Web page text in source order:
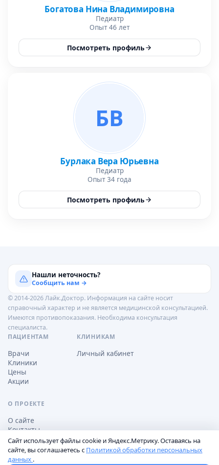
Богатова Нина Владимировна
Педиатр
Опыт 46 лет
Посмотреть профиль
БВ
Бурлака Вера Юрьевна
Педиатр
Опыт 34 года
Посмотреть профиль
Нашли неточность?
Сообщить нам →
© 2014-2026 Лайк.Доктор. Информация на сайте носит
справочный характер и не является медицинской консультацией.
Имеются противопоказания. Необходима консультация
специалиста.
ПАЦИЕНТАМ
Врачи
Клиники
Цены
Акции
КЛИНИКАМ
Личный кабинет
О ПРОЕКТЕ
О сайте
Контакты
Обработка персональных данных
Сайт использует файлы cookie и Яндекс.Метрику. Оставаясь на
сайте, вы соглашаетесь с Политикой обработки персональных
данных .